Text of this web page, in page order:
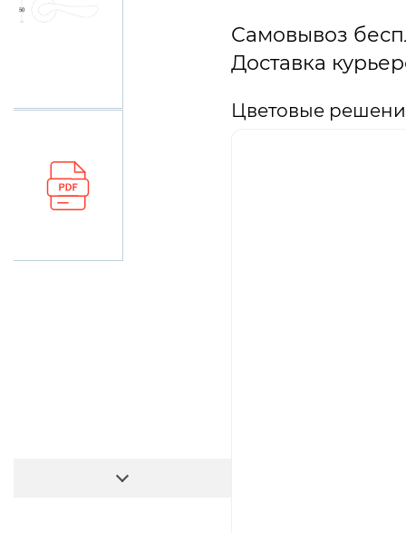
Самовывоз
Доставка
Цветовые